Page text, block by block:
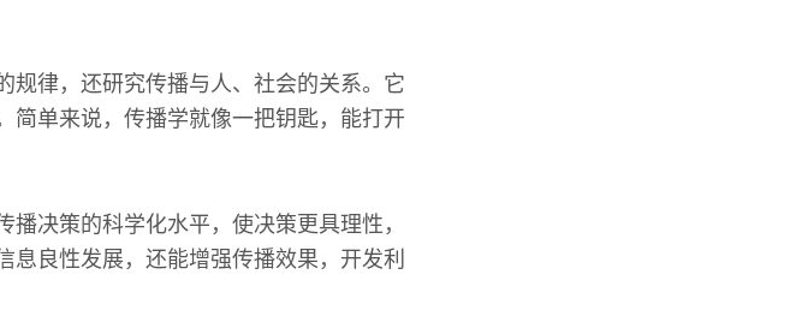
规律，还研究传播与人、社会的关系。它
简单来说，传播学就像一把钥匙，能打开
决策的科学化水平，使决策更具理性，
良性发展，还能增强传播效果，开发利